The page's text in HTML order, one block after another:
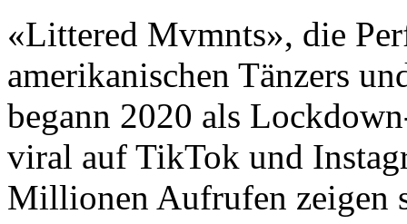
«Littered Mvmnts», die
amerikanischen Tänzers
begann 2020 als
viral auf TikTok und
Millionen Aufrufen zeigen